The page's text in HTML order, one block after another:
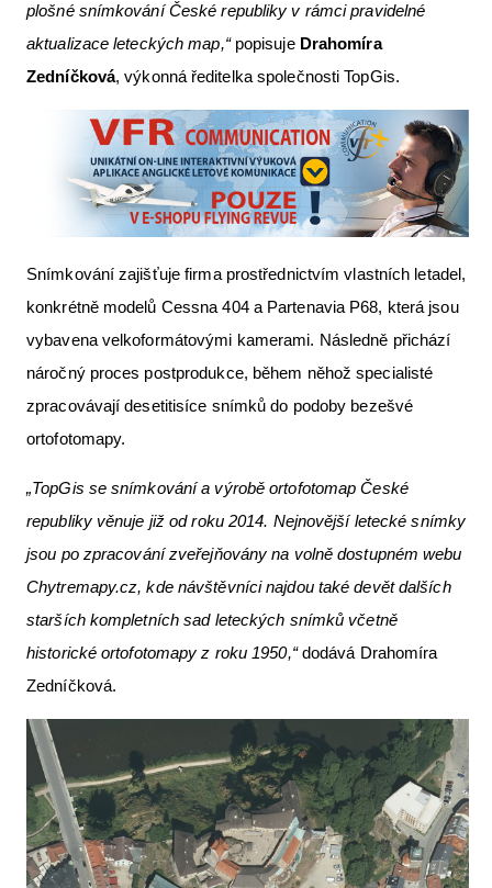
plošné snímkování České republiky v rámci pravidelné
aktualizace leteckých map,“popisuje Drahomíra
Zedníčková, výkonná ředitelka společnosti TopGis.
Snímkování zajišťuje firma prostřednictvím vlastních letadel,
konkrétně modelů Cessna 404 a Partenavia P68, která jsou
vybavena velkoformátovými kamerami. Následně přichází
náročný proces postprodukce, během něhož specialisté
zpracovávají desetitisíce snímků do podoby bezešvé
ortofotomapy.
„TopGis se snímkování a výrobě ortofotomap České
republiky věnuje již od roku 2014. Nejnovější letecké snímky
jsou po zpracování zveřejňovány na volně dostupném webu
Chytremapy.cz, kde návštěvníci najdou také devět dalších
starších kompletních sad leteckých snímků včetně
historické ortofotomapy z roku 1950,“dodává Drahomíra
Zedníčková.